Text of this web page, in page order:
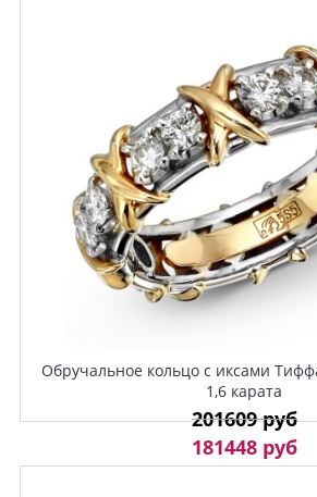
Обручальное кольцо с иксами
1,6 карата
201609 руб
181448 руб